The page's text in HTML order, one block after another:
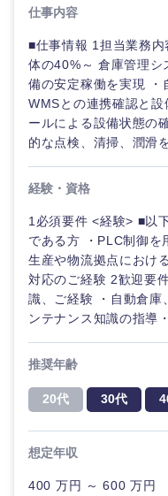
海外
仕事内容
■仕事情報 1担当業務
体の40%～ 倉庫管理シ
備の安定稼働を実現 ・
WMSとの連携確認と
ールによる設備状態の
的な点検、清掃、潤滑
経験・資格
1必須要件 <経験> ■以
である方 ・PLC制御を
生産や物流拠点におけ
対応のご経験 2歓迎要
識、ご経験 ・自動倉庫
ンテナンス知識の指導
推奨年齢
20代 30代
想定年収
400 万円 ～ 600 万円